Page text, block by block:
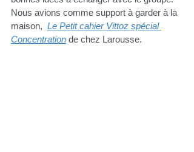
Nous avions comme support à garder à la
maison, Le Petit cahier Vittoz spécial
Concentration de chez Larousse.